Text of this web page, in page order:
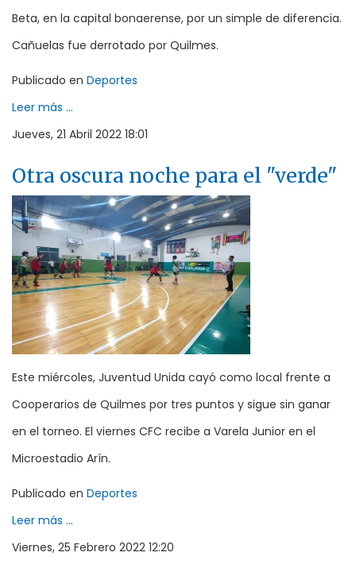
Beta, en la capital bonaerense, por un simple de diferencia.
Cañuelas fue derrotado por Quilmes.
Publicado en Deportes
Leer más ...
Jueves, 21 Abril 2022 18:01
Otra oscura noche para el "verde"
Este miércoles, Juventud Unida cayó como local frente a
Cooperarios de Quilmes por tres puntos y sigue sin ganar
en el torneo. El viernes CFC recibe a Varela Junior en el
Microestadio Arín.
Publicado en Deportes
Leer más ...
Viernes, 25 Febrero 2022 12:20